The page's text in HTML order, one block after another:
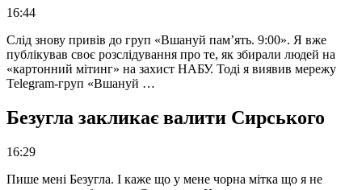
16:44
Слід знову привів до груп «Вшануй пам’ять. 9:00». Я вже
публікував своє розслідування про те, як збирали людей на
«картонний мітинг» на захист НАБУ. Тоді я виявив мережу
Telegram-груп «Вшануй …
Безугла закликає валити Сирського
16:29
Пише мені Безугла. І каже що у мене чорна мітка що я не